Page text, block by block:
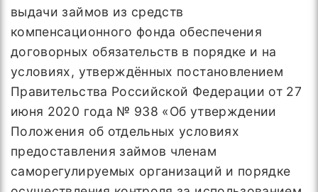
выдачи займов из средств
компенсационного фонда обеспечения
договорных обязательств в порядке и на
условиях, утверждённых постановлением
Правительства Российской Федерации от 27
июня 2020 года № 938 «Об утверждении
Положения об отдельных условиях
предоставления займов членам
саморегулируемых организаций и порядке